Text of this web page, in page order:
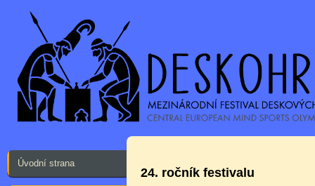
Úvodní strana
24. ročník festivalu